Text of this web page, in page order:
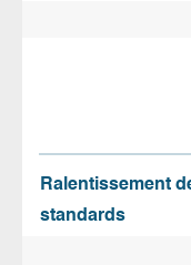
Ralentissement
standards